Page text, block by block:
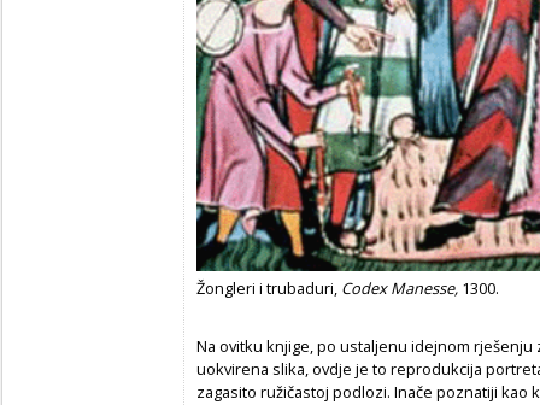
Žongleri i trubaduri, Codex Manesse, 1300.
Na ovitku knjige, po ustaljenu idejnom
uokvirena slika, ovdje je to reprodukcija
zagasito ružičastoj podlozi. Inače poznatiji kao